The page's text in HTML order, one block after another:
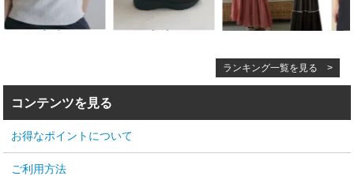
ランキング一覧を見る >
コンテンツを見る
お得なポイントについて
ご利用方法